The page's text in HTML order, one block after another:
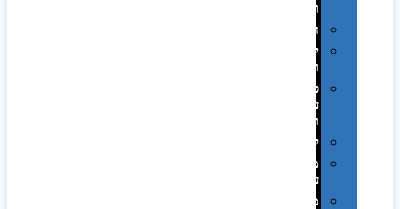
ואומנות
חגים
יין
ומארזים
כלי
עבודה
ופנסים
למטבח
מוצרי
עור
מחברות